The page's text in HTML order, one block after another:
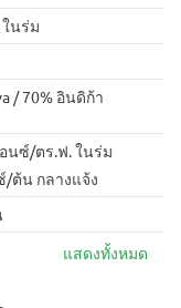
ในร่ม
/ 70% อินดิก้า
อนซ์/ตร.ฟ. ในร่ม
/ต้น กลางแจ้ง
แสดงทั้งหมด